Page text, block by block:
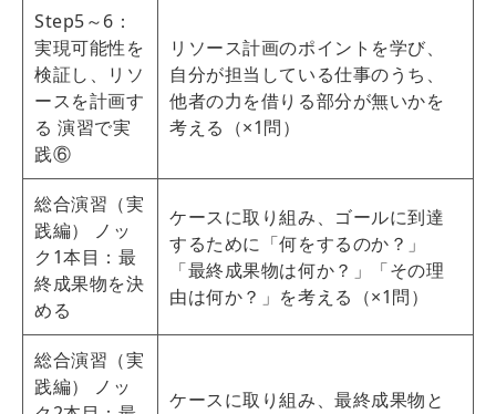
Step5～6：
実現可能性を
検証し、リソ
ースを計画す
る 演習で実
践⑥
リソース計画のポイントを学び、
自分が担当している仕事のうち、
他者の力を借りる部分が無いかを
考える（×1問）
総合演習（実
践編） ノッ
ク1本目：最
終成果物を決
める
ケースに取り組み、ゴールに到達
するために「何をするのか？」
「最終成果物は何か？」「その理
由は何か？」を考える（×1問）
総合演習（実
践編） ノッ
ケースに取り組み、最終成果物と